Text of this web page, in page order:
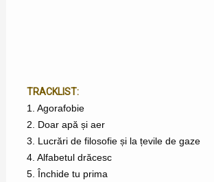
TRACKLIST:
1. Agorafobie
2. Doar apă și aer
3. Lucrări de filosofie și la țevile de gaze
4. Alfabetul drăcesc
5. Închide tu prima